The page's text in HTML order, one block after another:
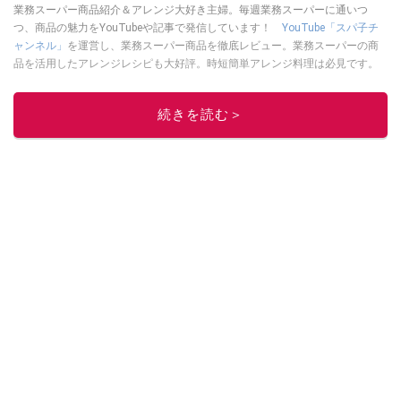
業務スーパー商品紹介＆アレンジ大好き主婦。毎週業務スーパーに通いつ
つ、商品の魅力をYouTubeや記事で発信しています！ YouTube「スパ子チ
ャンネル」 を運営し、業務スーパー商品を徹底レビュー。業務スーパーの商
品を活用したアレンジレシピも大好評。時短簡単アレンジ料理は必見です。
このイチオシストの他の記事を読む
続きを読む＞